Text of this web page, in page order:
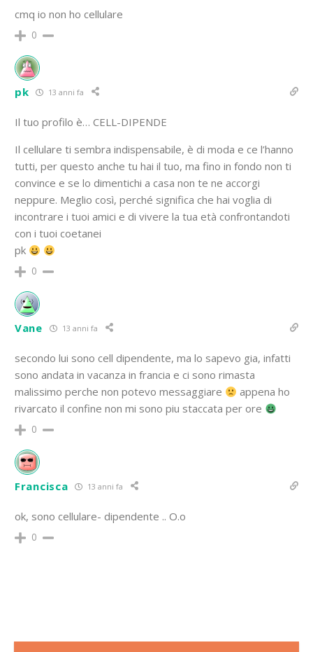
cmq io non ho cellulare
0
pk 13 anni fa
Il tuo profilo è… CELL-DIPENDE
Il cellulare ti sembra indispensabile, è di moda e ce l’hanno
tutti, per questo anche tu hai il tuo, ma fino in fondo non ti
convince e se lo dimentichi a casa non te ne accorgi
neppure. Meglio così, perché significa che hai voglia di
incontrare i tuoi amici e di vivere la tua età confrontandoti
con i tuoi coetanei
pk
0
Vane 13 anni fa
secondo lui sono cell dipendente, ma lo sapevo gia, infatti
sono andata in vacanza in francia e ci sono rimasta
malissimo perche non potevo messaggiare
appena ho
rivarcato il confine non mi sono piu staccata per ore
0
Francisca 13 anni fa
ok, sono cellulare- dipendente .. O.o
0